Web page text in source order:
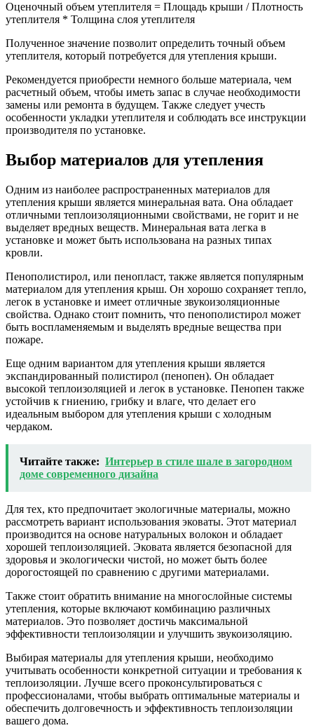
Оценочный объем утеплителя = Площадь крыши / Плотность
утеплителя * Толщина слоя утеплителя
Полученное значение позволит определить точный объем
утеплителя, который потребуется для утепления крыши.
Рекомендуется приобрести немного больше материала, чем
расчетный объем, чтобы иметь запас в случае необходимости
замены или ремонта в будущем. Также следует учесть
особенности укладки утеплителя и соблюдать все инструкции
производителя по установке.
Выбор материалов для утепления
Одним из наиболее распространенных материалов для
утепления крыши является минеральная вата. Она обладает
отличными теплоизоляционными свойствами, не горит и не
выделяет вредных веществ. Минеральная вата легка в
установке и может быть использована на разных типах
кровли.
Пенополистирол, или пенопласт, также является популярным
материалом для утепления крыш. Он хорошо сохраняет тепло,
легок в установке и имеет отличные звукоизоляционные
свойства. Однако стоит помнить, что пенополистирол может
быть воспламеняемым и выделять вредные вещества при
пожаре.
Еще одним вариантом для утепления крыши является
экспандированный полистирол (пенопен). Он обладает
высокой теплоизоляцией и легок в установке. Пенопен также
устойчив к гниению, грибку и влаге, что делает его
идеальным выбором для утепления крыши с холодным
чердаком.
Читайте также: Интерьер в стиле шале в загородном
доме современного дизайна
Для тех, кто предпочитает экологичные материалы, можно
рассмотреть вариант использования эковаты. Этот материал
производится на основе натуральных волокон и обладает
хорошей теплоизоляцией. Эковата является безопасной для
здоровья и экологически чистой, но может быть более
дорогостоящей по сравнению с другими материалами.
Также стоит обратить внимание на многослойные системы
утепления, которые включают комбинацию различных
материалов. Это позволяет достичь максимальной
эффективности теплоизоляции и улучшить звукоизоляцию.
Выбирая материалы для утепления крыши, необходимо
учитывать особенности конкретной ситуации и требования к
теплоизоляции. Лучше всего проконсультироваться с
профессионалами, чтобы выбрать оптимальные материалы и
обеспечить долговечность и эффективность теплоизоляции
вашего дома.